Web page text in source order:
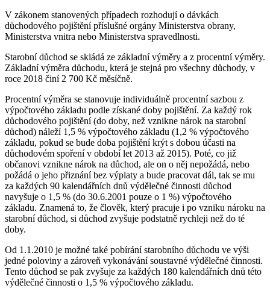
V zákonem stanovených případech rozhodují o dávkách
důchodového pojištění příslušné orgány Ministerstva obrany,
Ministerstva vnitra nebo Ministerstva spravedlnosti.
Starobní důchod se skládá ze základní výměry a z procentní výměry.
Základní výměra důchodu, která je stejná pro všechny důchody, v
roce 2018 činí 2 700 Kč měsíčně.
Procentní výměra se stanovuje individuálně procentní sazbou z
výpočtového základu podle získané doby pojištění. Za každý rok
důchodového pojištění (do doby, než vznikne nárok na starobní
důchod) náleží 1,5 % výpočtového základu (1,2 % výpočtového
základu, pokud se bude doba pojištění krýt s dobou účasti na
důchodovém spoření v období let 2013 až 2015). Poté, co již
občanovi vznikne nárok na důchod, ale on o něj nepožádá, nebo
požádá o jeho přiznání bez výplaty a bude pracovat dál, tak se mu
za každých 90 kalendářních dnů výdělečné činnosti důchod
navyšuje o 1,5 % (do 30.6.2001 pouze o 1 %) výpočtového
základu. Znamená to, že člověk, který pracuje i po vzniku nároku na
starobní důchod, si důchod zvyšuje podstatně rychleji než do té
doby.
Od 1.1.2010 je možné také pobírání starobního důchodu ve výši
jedné poloviny a zároveň vykonávání soustavné výdělečné činnosti.
Tento důchod se pak zvyšuje za každých 180 kalendářních dnů této
výdělečné činnosti o 1,5 % výpočtového základu.